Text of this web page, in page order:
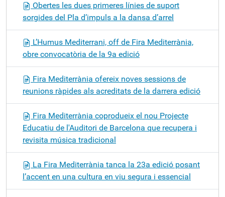
Obertes les dues primeres línies de suport
sorgides del Pla d’impuls a la dansa d’arrel
L’Humus Mediterrani, off de Fira Mediterrània,
obre convocatòria de la 9a edició
Fira Mediterrània ofereix noves sessions de
reunions ràpides als acreditats de la darrera edició
Fira Mediterrània coprodueix el nou Projecte
Educatiu de l'Auditori de Barcelona que recupera i
revisita música tradicional
La Fira Mediterrània tanca la 23a edició posant
l’accent en una cultura en viu segura i essencial